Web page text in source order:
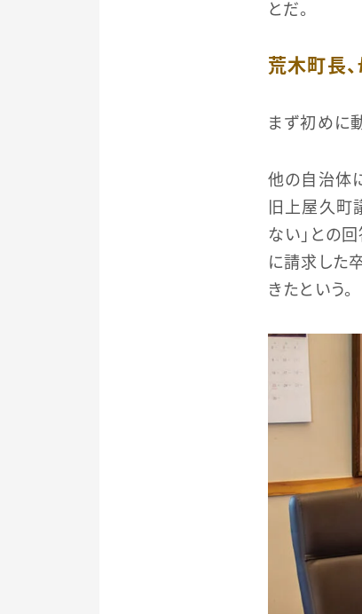
とだ。
荒木町長
まず初めに
他の自治体
旧上屋久町
ない」との
に請求した
きたという。